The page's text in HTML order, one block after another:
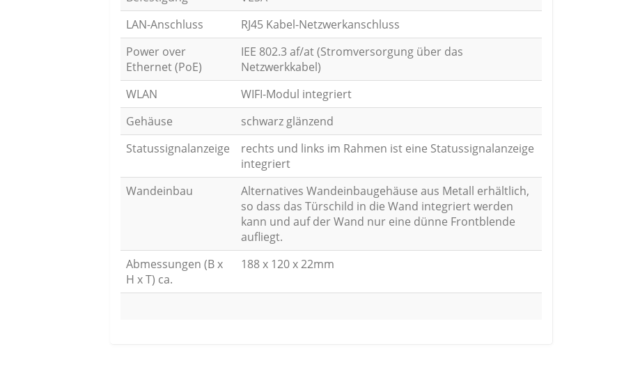
LAN-Anschluss
RJ45 Kabel-Netzwerkanschluss
Power over
Ethernet (PoE)
IEE 802.3 af/at (Stromversorgung über das
Netzwerkkabel)
WLAN
WIFI-Modul integriert
Gehäuse
schwarz glänzend
Statussignalanzeige
rechts und links im Rahmen ist eine Statussignalanzeige
integriert
Wandeinbau
Alternatives Wandeinbaugehäuse aus Metall erhältlich,
so dass das Türschild in die Wand integriert werden
kann und auf der Wand nur eine dünne Frontblende
aufliegt.
Abmessungen (B x
H x T) ca.
188 x 120 x 22mm